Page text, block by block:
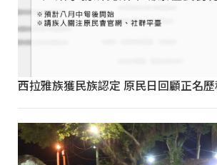
西拉雅族獲民族認定 原民日回顧正名